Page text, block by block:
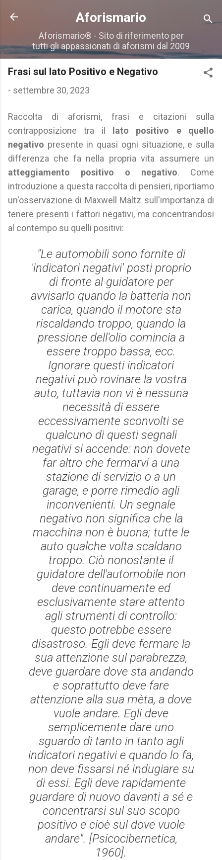
Passa ai contenuti principali
Aforismario
Aforismario® - Sito di riferimento per
tutti gli appassionati di aforismi dal 2009
Frasi sul lato Positivo e Negativo
- settembre 30, 2023
Raccolta di aforismi, frasi e citazioni sulla
contrapposizione tra il
lato positivo e quello
negativo presente in quasi ogni situazione, e sulla
differenza che fa nella propria vita assumere un
atteggiamento positivo o negativo. Come
introduzione a questa raccolta di pensieri, riportiamo
un'osservazione di Maxwell Maltz sull'importanza di
tenere presenti i fattori negativi, ma concentrandosi
al contempo su quelli positivi:
"Le automobili sono fornite di
'indicatori negativi' posti proprio
di fronte al guidatore per
avvisarlo quando la batteria non
carica, quando il motore sta
riscaldando troppo, quando la
pressione dell'olio comincia a
essere troppo bassa, ecc.
Ignorare questi indicatori
negativi può rovinare la vostra
auto, tuttavia non vi è nessuna
necessità di essere
eccessivamente sconvolti se
qualcuno di questi segnali
negativi si accende: non dovete
far altro che fermarvi a una
stazione di servizio o a un
garage, e porre rimedio agli
inconvenienti. Un segnale
negativo non significa che la
macchina non è buona; tutte le
auto qualche volta scaldano
troppo. Ciò nonostante il
guidatore dell'automobile non
deve continuamente ed
esclusivamente stare attento
agli strumenti di controllo:
questo potrebbe essere
disastroso. Egli deve fermare la
sua attenzione sul parabrezza,
deve guardare dove sta andando
e soprattutto deve fare
attenzione alla sua mèta, a dove
vuole andare. Egli deve
semplicemente dare uno
sguardo di tanto in tanto agli
indicatori negativi e quando lo fa,
non deve fissarsi né indugiare su
di essi. Egli deve rapidamente
guardare di nuovo davanti a sé e
concentrarsi sul suo scopo
positivo e cioè sul dove vuole
andare". [Psicocibernetica,
1960].